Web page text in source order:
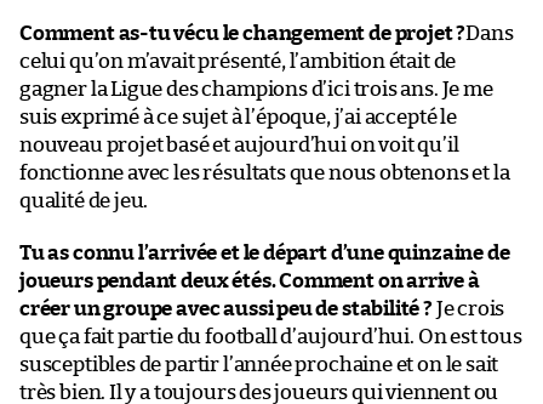
Comment as-tu vécu le changement de projet ?Dans
celui qu’on m’avait présenté, l’ambition était de
gagner la Ligue des champions d’ici trois ans. Je me
suis exprimé à ce sujet à l’époque, j’ai accepté le
nouveau projet basé et aujourd’hui on voit qu’il
fonctionne avec les résultats que nous obtenons et la
qualité de jeu.
Tu as connu l’arrivée et le départ d’une quinzaine de
joueurs pendant deux étés. Comment on arrive à
créer un groupe avec aussi peu de stabilité ? Je crois
que ça fait partie du football d’aujourd’hui. On est tous
susceptibles de partir l’année prochaine et on le sait
très bien. Il y a toujours des joueurs qui viennent ou